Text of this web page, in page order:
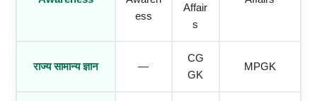
Ess
Affair
S
राज्य सामान्य ज्ञान —
CG
GK
MPGK